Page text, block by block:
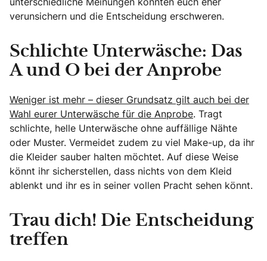
verunsichern und die Entscheidung erschweren.
Schlichte Unterwäsche: Das
A und O bei der Anprobe
Weniger ist mehr – dieser Grundsatz gilt auch bei der
Wahl eurer Unterwäsche für die Anprobe. Tragt
schlichte, helle Unterwäsche ohne auffällige Nähte
oder Muster. Vermeidet zudem zu viel Make-up, da ihr
die Kleider sauber halten möchtet. Auf diese Weise
könnt ihr sicherstellen, dass nichts von dem Kleid
ablenkt und ihr es in seiner vollen Pracht sehen könnt.
Trau dich! Die Entscheidung
treffen